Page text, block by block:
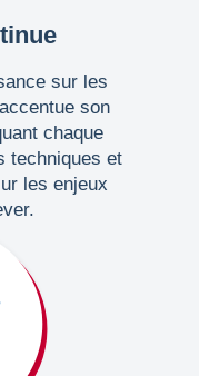
sur les
son
chaque
techniques et
les enjeux